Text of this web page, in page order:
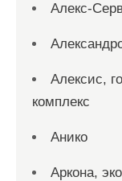
Алекс-
Алексис,
комплекс
Анико
Аркона,